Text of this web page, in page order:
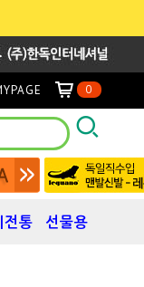
0
전통 선물용